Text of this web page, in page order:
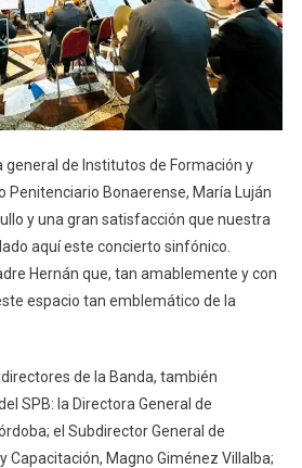
general de Institutos de Formación y
Penitenciario Bonaerense, María Luján
y una gran satisfacción que nuestra
aquí este concierto sinfónico.
Hernán que, tan amablemente y con
espacio tan emblemático de la
de la Banda, también
SPB: la Directora General de
el Subdirector General de
Capacitación, Magno Giménez Villalba;